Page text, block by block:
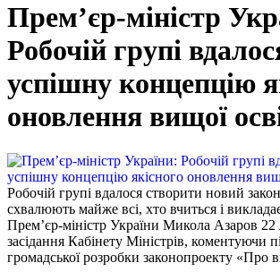
Прем’єр-міністр
Робочій групі
успішну концепцію
оновлення вищої
Робочій групі вдалося створити новий
схвалюють майже всі, хто вчиться і
Прем’єр-міністр України Микола Азаров 22
засідання Кабінету Міністрів, коментуючи
громадської розробки законопроекту «Про